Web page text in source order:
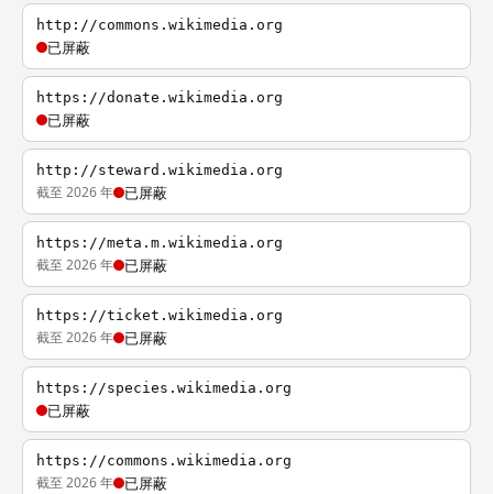
http://commons.wikimedia.org
已屏蔽
https://donate.wikimedia.org
已屏蔽
http://steward.wikimedia.org
截至 2026 年 已屏蔽
https://meta.m.wikimedia.org
截至 2026 年 已屏蔽
https://ticket.wikimedia.org
截至 2026 年 已屏蔽
https://species.wikimedia.org
已屏蔽
https://commons.wikimedia.org
截至 2026 年 已屏蔽